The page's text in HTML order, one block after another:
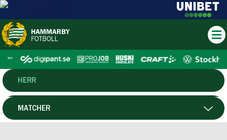
HERR
DAM
MATCHER